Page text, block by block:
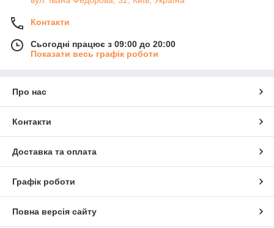
Контакти
Сьогодні працює з 09:00 до 20:00
Показати весь графік роботи
Про нас
Контакти
Доставка та оплата
Графік роботи
Повна версія сайту